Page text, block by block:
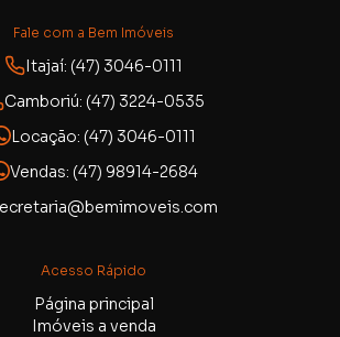
Fale com a Bem Imóveis
Itajaí: (47) 3046-0111
Camboriú: (47) 3224-0535
Locação: (47) 3046-0111
Vendas: (47) 98914-2684
Acesso Rápido
Página principal
Imóveis a venda